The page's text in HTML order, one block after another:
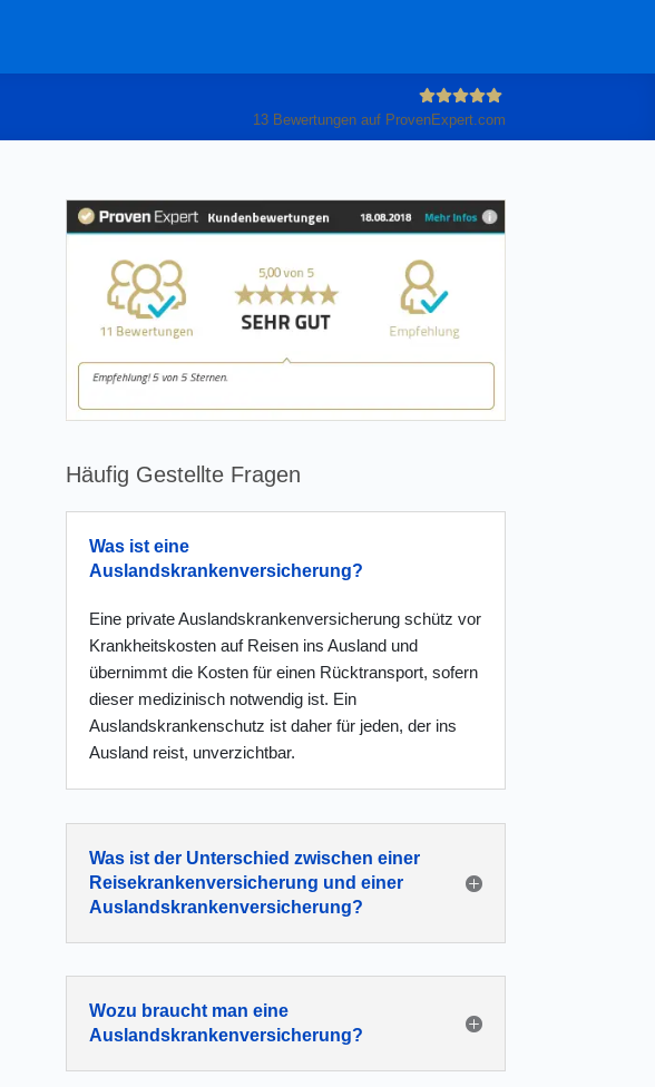
GmbH
13Bewertungen auf ProvenExpert.com
Häufig Gestellte Fragen
Was ist eine
Auslandskrankenversicherung?
Eine private Auslandskrankenversicherung schütz vor
Krankheitskosten auf Reisen ins Ausland und
übernimmt die Kosten für einen Rücktransport, sofern
dieser medizinisch notwendig ist. Ein
Auslandskrankenschutz ist daher für jeden, der ins
Ausland reist, unverzichtbar.
Was ist der Unterschied zwischen einer
Reisekrankenversicherung und einer
Auslandskrankenversicherung?
Wozu braucht man eine
Auslandskrankenversicherung?